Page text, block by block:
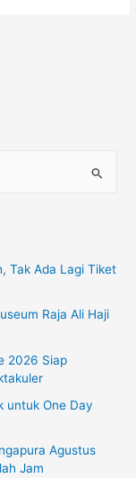
Tak Ada Lagi Tiket
Raja Ali Haji
2026 Siap
untuk One Day
Agustus
Jam